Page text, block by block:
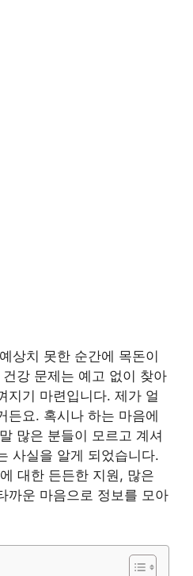
상치 못한 순간에 목돈이
강 문제는 예고 없이 찾아
지기 마련입니다. 제가 얼
든요. 혹시나 하는 마음에
많은 분들이 모르고 계셔
사실을 알게 되었습니다.
대한 든든한 지원, 많은
까운 마음으로 정보를 모아